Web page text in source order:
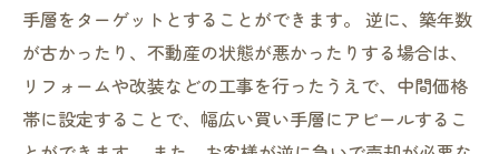
手層をターゲットとすることができます。 逆に、築年数
が古かったり、不動産の状態が悪かったりする場合は、
リフォームや改装などの工事を行ったうえで、中間価格
帯に設定することで、幅広い買い手層にアピールするこ